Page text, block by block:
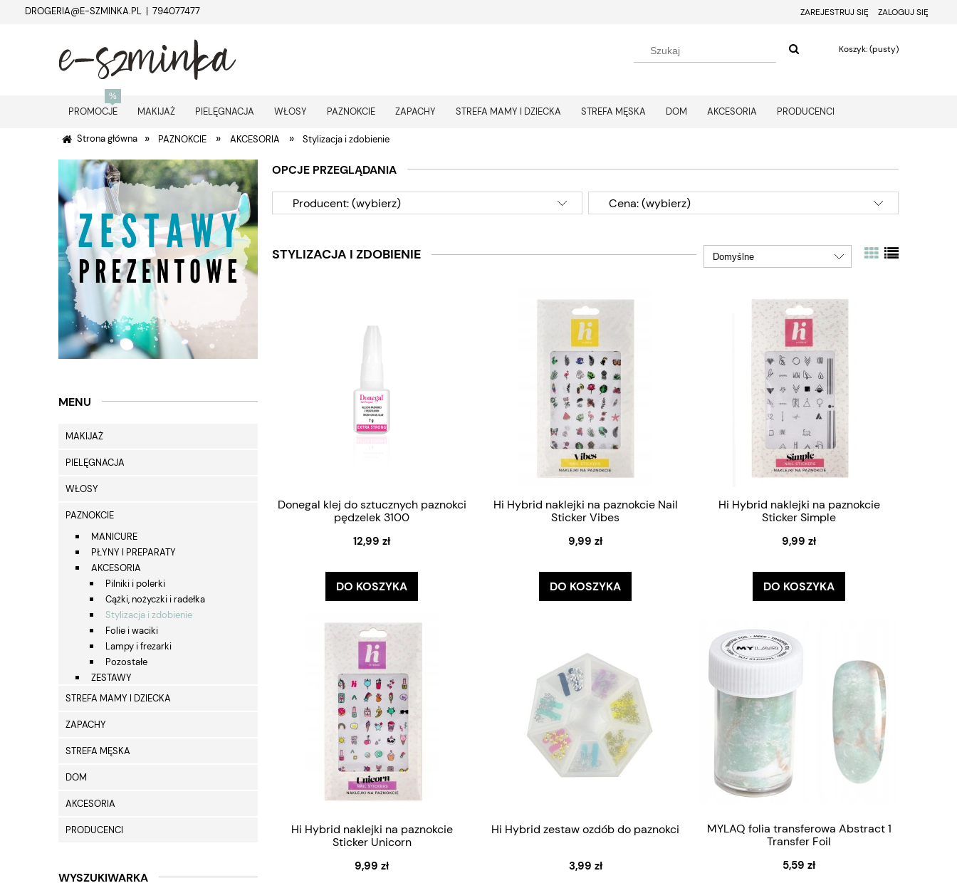
DROGERIA@E-SZMINKA.PL | 794077477 ZAREJESTRUJ SIĘ ZALOGUJ SIĘ
Koszyk:(pusty)
PROMOCJE MAKIJAŻ PIELĘGNACJA WŁOSY PAZNOKCIE ZAPACHY STREFA MAMY I DZIECKA STREFA MĘSKA DOM AKCESORIA PRODUCENCI
Strona główna » PAZNOKCIE » AKCESORIA » Stylizacja i zdobienie
MENU
MAKIJAŻ
PIELĘGNACJA
WŁOSY
PAZNOKCIE
MANICURE
PŁYNY I PREPARATY
AKCESORIA
Pilniki i polerki
Cążki, nożyczki i radełka
Stylizacja i zdobienie
Folie i waciki
Lampy i frezarki
Pozostałe
ZESTAWY
STREFA MAMY I DZIECKA
ZAPACHY
STREFA MĘSKA
DOM
AKCESORIA
PRODUCENCI
WYSZUKIWARKA
OPCJE PRZEGLĄDANIA
Producent: (wybierz) Cena: (wybierz)
STYLIZACJA I ZDOBIENIE
Donegal klej do sztucznych paznokci
pędzelek 3100
12,99 zł
DO KOSZYKA
Hi Hybrid naklejki na paznokcie Nail
Sticker Vibes
9,99 zł
DO KOSZYKA
Hi Hybrid naklejki na paznokcie
Sticker Simple
9,99 zł
DO KOSZYKA
Hi Hybrid naklejki na paznokcie
Sticker Unicorn
9,99 zł
Hi Hybrid zestaw ozdób do paznokci
3,99 zł
MYLAQ folia transferowa Abstract 1
Transfer Foil
5,59 zł